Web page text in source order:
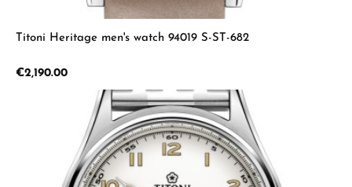
Titoni Heritage men's watch 94019 S-ST-682
Regular price:
€2,190.00